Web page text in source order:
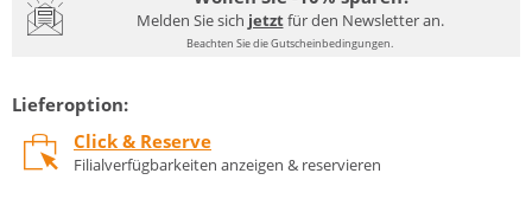
Melden Sie sich jetztfür den Newsletter an.
Beachten Sie die Gutscheinbedingungen.
Lieferoption:
Click & Reserve
Filialverfügbarkeiten anzeigen & reservieren